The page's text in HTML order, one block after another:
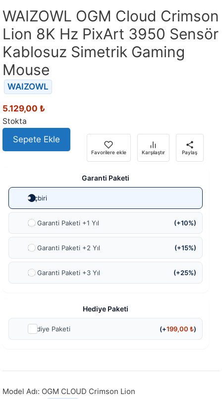
WAIZOWL OGM Cloud Crimson
Lion 8K Hz PixArt 3950 Sensör
Kablosuz Simetrik Gaming
Mouse
WAIZOWL
5.129,00 ₺
Stokta
Sepete Ekle
Favorilere ekle Karşılaştır Paylaş
Garanti Paketi
Hiçbiri
Ek Garanti Paketi +1 Yıl (+10%)
Ek Garanti Paketi +2 Yıl (+15%)
Ek Garanti Paketi +3 Yıl (+25%)
Hediye Paketi
Hediye Paketi (+199,00₺)
Model Adı: OGM CLOUD Crimson Lion